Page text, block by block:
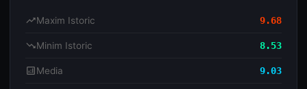
trending_upMaxim Istoric 9.68
trending_downMinim Istoric 8.53
analyticsMedia 9.03